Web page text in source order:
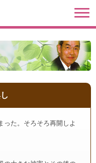
った。そろそろ再開しよ